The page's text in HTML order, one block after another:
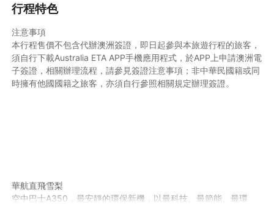
行程特色
注意事項
本行程售價不包含代辦澳洲簽證，即日起參與本旅遊行程的旅客，
須自行下載Australia ETA APP手機應用程式，於APP上申請澳洲電
子簽證，相關辦理流程，請參見簽證注意事項；非中華民國籍或同
時擁有他國國籍之旅客，亦須自行參照相關規定辦理簽證。
華航直飛雪梨
空中巴士A350，最安靜的環保新機，以最科技、最節能、最環